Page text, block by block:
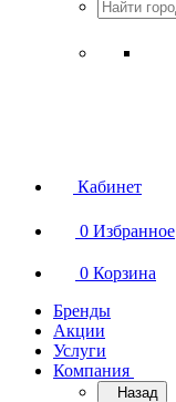
Кабинет
0 Избранное
0 Корзина
Бренды
Акции
Услуги
Компания
Назад